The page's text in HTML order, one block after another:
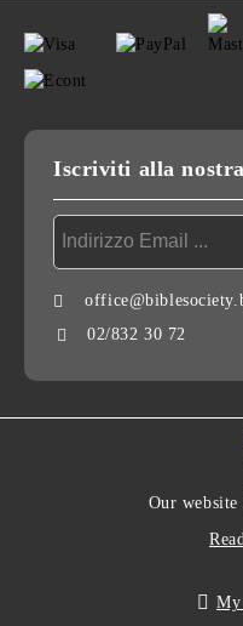
Iscriviti alla
02/832 30 72
Our website
My